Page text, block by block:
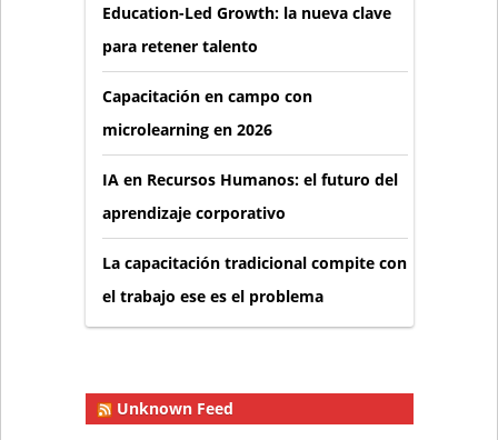
Education-Led Growth: la nueva clave
para retener talento
Capacitación en campo con
microlearning en 2026
IA en Recursos Humanos: el futuro del
aprendizaje corporativo
La capacitación tradicional compite con
el trabajo ese es el problema
Unknown Feed